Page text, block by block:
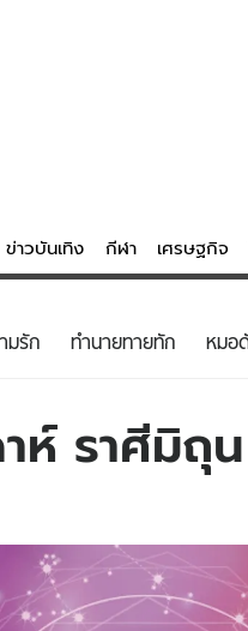
ข่าวบันเทิง กีฬา เศรษฐกิจ
ดูดวง - ตรวจหวย
สถิติหวยไทย
มรัก ทํานายทายทัก หมอ
ห์ ราศีมิถุน